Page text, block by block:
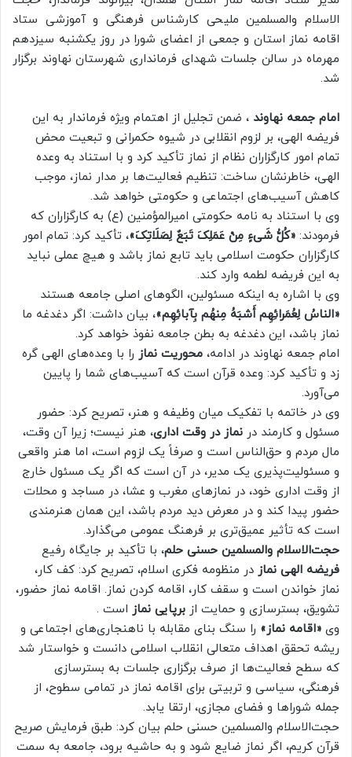
الاسلام والمسلمین ملیحی کارشناس فرهنگی و آموزشی ستاد
اقامه نماز استان و جمعی از اعضای شورا در روز یکشنبه سیزدهم
مهرماه در سالن جلسات شهدای فرمانداری شهرستان نهاوند برگزار
شد.
امام جمعه نهاوند ، ضمن تجلیل از اهتمام ویژه فرماندار به این
فریضه الهی، بر لزوم انقلابی در شیوه حکمرانی و تبعیت محض
تمام امور کارگزاران نظام از نماز تأکید کرد و با استناد به وعده
الهی، خاطرنشان ساخت: تنظیم فعالیت‌ها بر مدار نماز، موجب
کاهش آسیب‌های اجتماعی و حکومتی خواهد شد.
وی با استناد به نامه حکومتی امیرالمؤمنین (ع) به کارگزاران که
فرمودند: «کُلُّ شَیءٍ مِنْ عَمَلِکَ تَبَعٌ لِصَلَاتِکَ»، تأکید کرد: تمام امور
کارگزاران حکومت اسلامی باید تابع نماز باشد و هیچ عملی نباید
به این فریضه لطمه وارد کند.
وی با اشاره به اینکه مسئولین، الگوهای اصلی جامعه هستند
«الناسُ لِعُمَرائِهِم أَشبَهُ مِنهُم بِآبائِهِم»، بیان داشت: اگر دغدغه ما
نماز باشد، این دغدغه به بطن جامعه نفوذ خواهد کرد.
امام جمعه نهاوند در ادامه، محوریت نماز را با وعده‌های الهی گره
زد و تأکید کرد: وعده قرآن است که آسیب‌های شما را پایین
می‌آورد.
وی در خاتمه با تفکیک میان وظیفه و هنر، تصریح کرد: حضور
مسئول و کارمند در نماز در وقت اداری، هنر نیست؛ زیرا آن وقت،
مال مردم و حق‌الناس است و صرفاً یک لزوم است، اما هنر واقعی
و مسئولیت‌پذیری یک مدیر، در آن است که اگر یک مسئول خارج
از وقت اداری خود، در نمازهای مغرب و عشا، در مساجد و محلات
حضور پیدا کند و در معرض دید مردم باشد، این همان هنرمندی
است که تأثیر عمیق‌تری بر فرهنگ عمومی می‌گذارد.
حجت‌الاسلام والمسلمین حسنی حلم، با تأکید بر جایگاه رفیع
فریضه الهی نماز در منظومه فکری اسلام، تصریح کرد: کف کار،
نماز خواندن است و سقف کار، اقامه کردن نماز. اقامه نماز حضور،
تشویق، بسترسازی و حمایت از برپایی نماز است .
وی «اقامه نماز» را سنگ بنای مقابله با ناهنجاری‌های اجتماعی و
ریشه تحقق اهداف متعالی انقلاب اسلامی دانست و خواستار شد
که سطح فعالیت‌ها از صرف برگزاری جلسات به بسترسازی
فرهنگی، سیاسی و تربیتی برای اقامه نماز در تمامی سطوح، از
جمله شوراها و فضای مجازی، ارتقا یابد.
حجت‌الاسلام والمسلمین حسنی حلم بیان کرد: طبق فرمایش صریح
قرآن کریم، اگر نماز ضایع شود و به حاشیه برود، جامعه به سمت